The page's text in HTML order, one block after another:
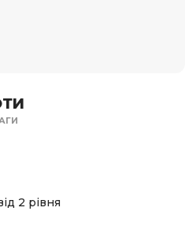
2 рівня